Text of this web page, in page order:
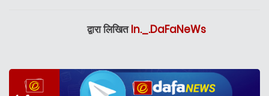
द्वारा लिखितIn._.DaFaNeWs